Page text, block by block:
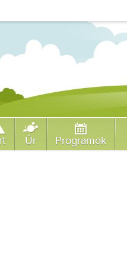
Űr Programok